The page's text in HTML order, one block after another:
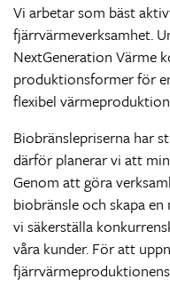
Vi arbetar som bäst
fjärrvärmeverksamhet.
NextGeneration Värme
produktionsformer för
flexibel
Biobränslepriserna har
därför planerar vi att
Genom att göra
biobränsle och skapa
vi säkerställa
våra kunder. För att